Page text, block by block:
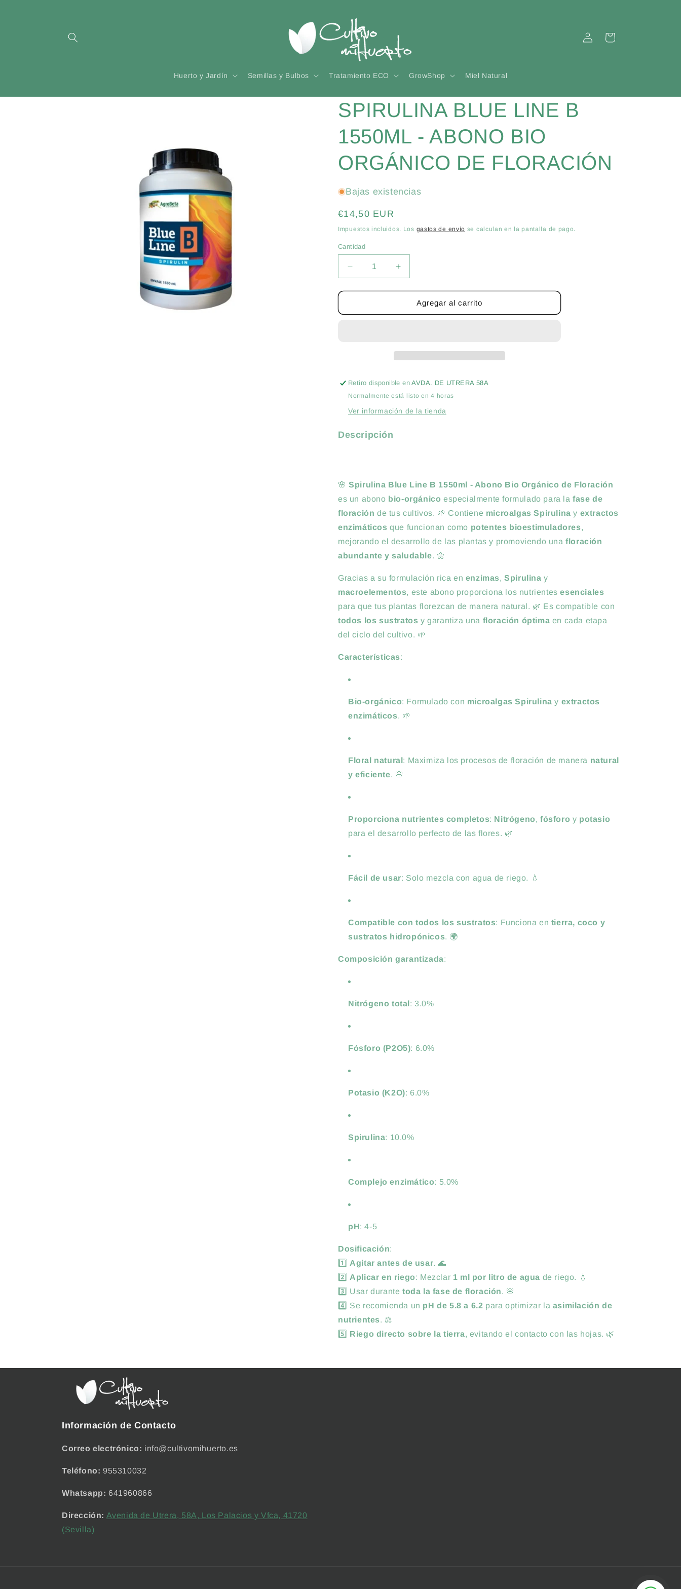
Huerto y Jardín Semillas y Bulbos Tratamiento ECO GrowShop Miel Natural
sesión
Carrito
directamente
SPIRULINA BLUE LINE B
1550ML - ABONO BIO
ORGÁNICO DE FLORACIÓN
Bajas existencias
Precio
habitual
€14,50 EUR
Impuestos incluidos. Los gastos de envío se calculan en la pantalla de pago.
Cantidad
Cantidad
Reducir
cantidad
para
BLUE
ORGÁNICO
DE
FLORACIÓN
Aumentar
cantidad
para
SPIRULINA
BLUE
ORGÁNICO
DE
FLORACIÓN
Agregar al carrito
Retiro disponible enAVDA. DE UTRERA 58A
Normalmente está listo en 4 horas
Ver información de la tienda
Descripción
🌸Spirulina Blue Line B 1550ml - Abono Bio Orgánico de Floración
es un abono bio-orgánico especialmente formulado para lafase de
floración de tus cultivos. 🌱 Contiene microalgas Spirulina y extractos
enzimáticos que funcionan como potentes bioestimuladores,
mejorando el desarrollo de las plantas y promoviendo unafloración
abundante y saludable. 🌼
Gracias a su formulación rica en enzimas,Spirulina y
macroelementos, este abono proporciona los nutrientesesenciales
para que tus plantas florezcan de manera natural. 🌿 Es compatible con
todos los sustratos y garantiza una floración óptima en cada etapa
del ciclo del cultivo. 🌱
Características:
Bio-orgánico: Formulado con microalgas Spirulina y extractos
enzimáticos. 🌱
Floral natural: Maximiza los procesos de floración de manera natural
y eficiente. 🌸
Proporciona nutrientes completos: Nitrógeno,fósforo y potasio
para el desarrollo perfecto de las flores. 🌿
Fácil de usar: Solo mezcla con agua de riego. 💧
Compatible con todos los sustratos: Funciona en tierra, coco y
sustratos hidropónicos. 🌍
Composición garantizada:
Nitrógeno total: 3.0%
Fósforo (P2O5): 6.0%
Potasio (K2O): 6.0%
Spirulina: 10.0%
Complejo enzimático: 5.0%
pH: 4-5
Dosificación:
1️⃣ Agitar antes de usar. 🌊
2️⃣ Aplicar en riego: Mezclar 1 ml por litro de agua de riego. 💧
3️⃣ Usar durante toda la fase de floración. 🌸
4️⃣ Se recomienda un pH de 5.8 a 6.2 para optimizar la asimilación de
nutrientes. ⚖️
5️⃣ Riego directo sobre la tierra, evitando el contacto con las hojas. 🌿
Información de Contacto
Correo electrónico: info@cultivomihuerto.es
Teléfono: 955310032
Whatsapp: 641960866
Dirección: Avenida de Utrera, 58A, Los Palacios y Vfca, 41720
(Sevilla)